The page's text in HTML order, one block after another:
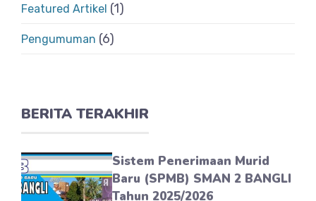
Featured Artikel (1)
Pengumuman (6)
BERITA TERAKHIR
Sistem Penerimaan Murid
Baru (SPMB) SMAN 2 BANGLI
Tahun 2025/2026